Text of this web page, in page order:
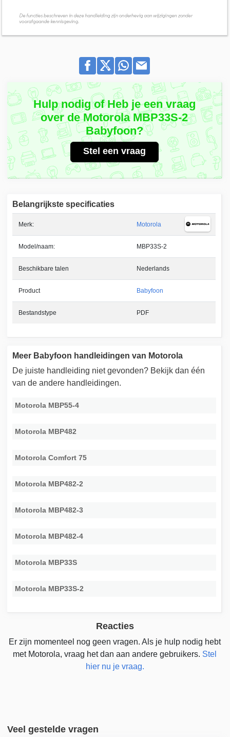
Hulp nodig of Heb je een vraag
over de Motorola MBP33S-2
Babyfoon?
Stel een vraag
Belangrijkste specificaties
Merk: Motorola
Model/naam: MBP33S-2
Beschikbare talen Nederlands
Product Babyfoon
Bestandstype PDF
Meer Babyfoon handleidingen van Motorola
De juiste handleiding niet gevonden? Bekijk dan één
van de andere handleidingen.
Motorola MBP55-4
Motorola MBP482
Motorola Comfort 75
Motorola MBP482-2
Motorola MBP482-3
Motorola MBP482-4
Motorola MBP33S
Motorola MBP33S-2
Reacties
Er zijn momenteel nog geen vragen. Als je hulp nodig hebt
met Motorola, vraag het dan aan andere gebruikers. Stel
hier nu je vraag.
Veel gestelde vragen